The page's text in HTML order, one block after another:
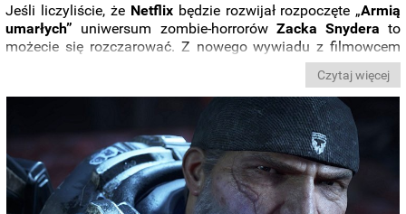
Jeśli liczyliście, że Netflixbędzie rozwijał rozpoczęte „Armią
umarłych” uniwersum zombie-horrorów Zacka Snydera to
możecie się rozczarować. Z nowego wywiadu z filmowcem
animowany prequel tamtego widowiskanie trafi
Czytaj więcej